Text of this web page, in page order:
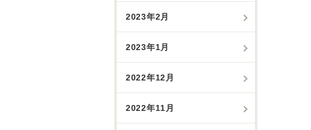
2023年2月
2023年1月
2022年12月
2022年11月